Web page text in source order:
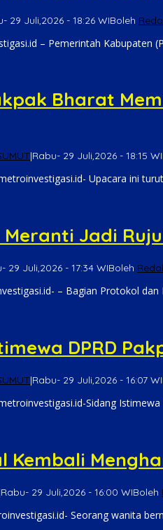
29 Juli,2026 - 18:26 WIBoleh
– Pemerintah Kabupaten
Bharat
|Rabu- 29 Juli,2026 - 18:15
Upacara ini
Jadi
29 Juli,2026 - 17:34 WIBoleh
– Bagian Protokol
DPRD
|Rabu- 29 Juli,2026 - 16:07
Sidang
Kembali
Rabu- 29 Juli,2026 - 16:00 WIBoleh
Seorang wanita